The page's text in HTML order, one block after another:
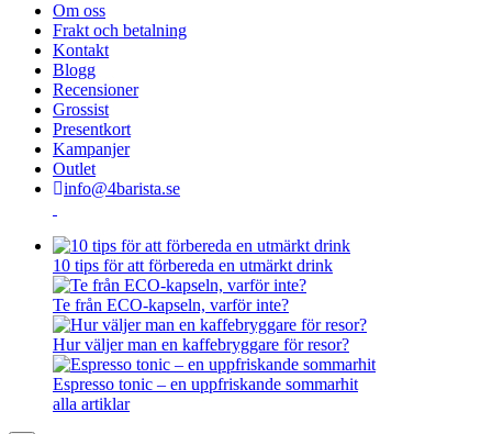
Om oss
Frakt och betalning
Kontakt
Blogg
Recensioner
Grossist
Presentkort
Kampanjer
Outlet
info@4barista.se
10 tips för att förbereda en utmärkt drink
Te från ECO-kapseln, varför inte?
Hur väljer man en kaffebryggare för resor?
Espresso tonic – en uppfriskande sommarhit
alla artiklar